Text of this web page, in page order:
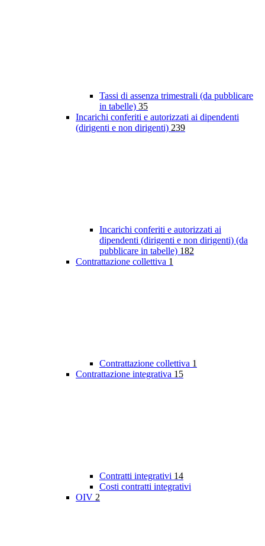
Tassi di assenza trimestrali (da pubblicare
in tabelle) 35
Incarichi conferiti e autorizzati ai dipendenti
(dirigenti e non dirigenti) 239
Incarichi conferiti e autorizzati ai
dipendenti (dirigenti e non dirigenti) (da
pubblicare in tabelle) 182
Contrattazione collettiva 1
Contrattazione collettiva 1
Contrattazione integrativa 15
Contratti integrativi 14
Costi contratti integrativi
OIV 2